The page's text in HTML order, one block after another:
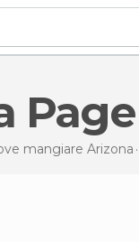
Page
mangiare Arizona